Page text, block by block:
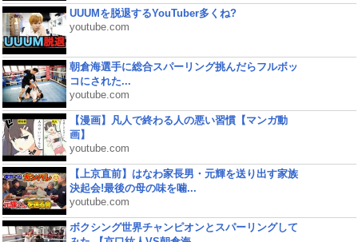
UUUMを脱退するYouTuber多くね?
youtube.com
朝倉海選手に総合スパーリング挑んだらフルボッ
コにされた...
youtube.com
【漫画】凡人で終わる人の悪い習慣【マンガ動
画】
youtube.com
【上京直前】はなわ家長男・元輝を送り出す家族
決起会!最後の母の味を噛...
youtube.com
ボクシング世界チャンピオンとスパーリングして